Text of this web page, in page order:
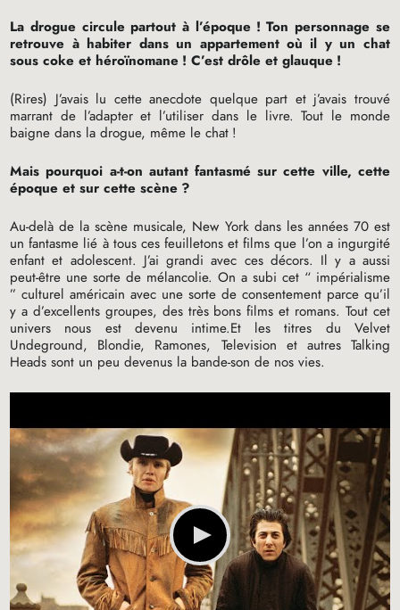
La drogue circule partout à l’époque ! Ton personnage se
retrouve à habiter dans un appartement où il y un chat
sous coke et héroïnomane ! C’est drôle et glauque !
(Rires) J’avais lu cette anecdote quelque part et j’avais trouvé
marrant de l’adapter et l’utiliser dans le livre. Tout le monde
baigne dans la drogue, même le chat !
Mais pourquoi a-t-on autant fantasmé sur cette ville, cette
époque et sur cette scène ?
Au-delà de la scène musicale, New York dans les années 70 est
un fantasme lié à tous ces feuilletons et films que l’on a ingurgité
enfant et adolescent. J’ai grandi avec ces décors. Il y a aussi
peut-être une sorte de mélancolie. On a subi cet “ impérialisme
” culturel américain avec une sorte de consentement parce qu’il
y a d’excellents groupes, des très bons films et romans. Tout cet
univers nous est devenu intime.Et les titres du Velvet
Undeground, Blondie, Ramones, Television et autres Talking
Heads sont un peu devenus la bande-son de nos vies.